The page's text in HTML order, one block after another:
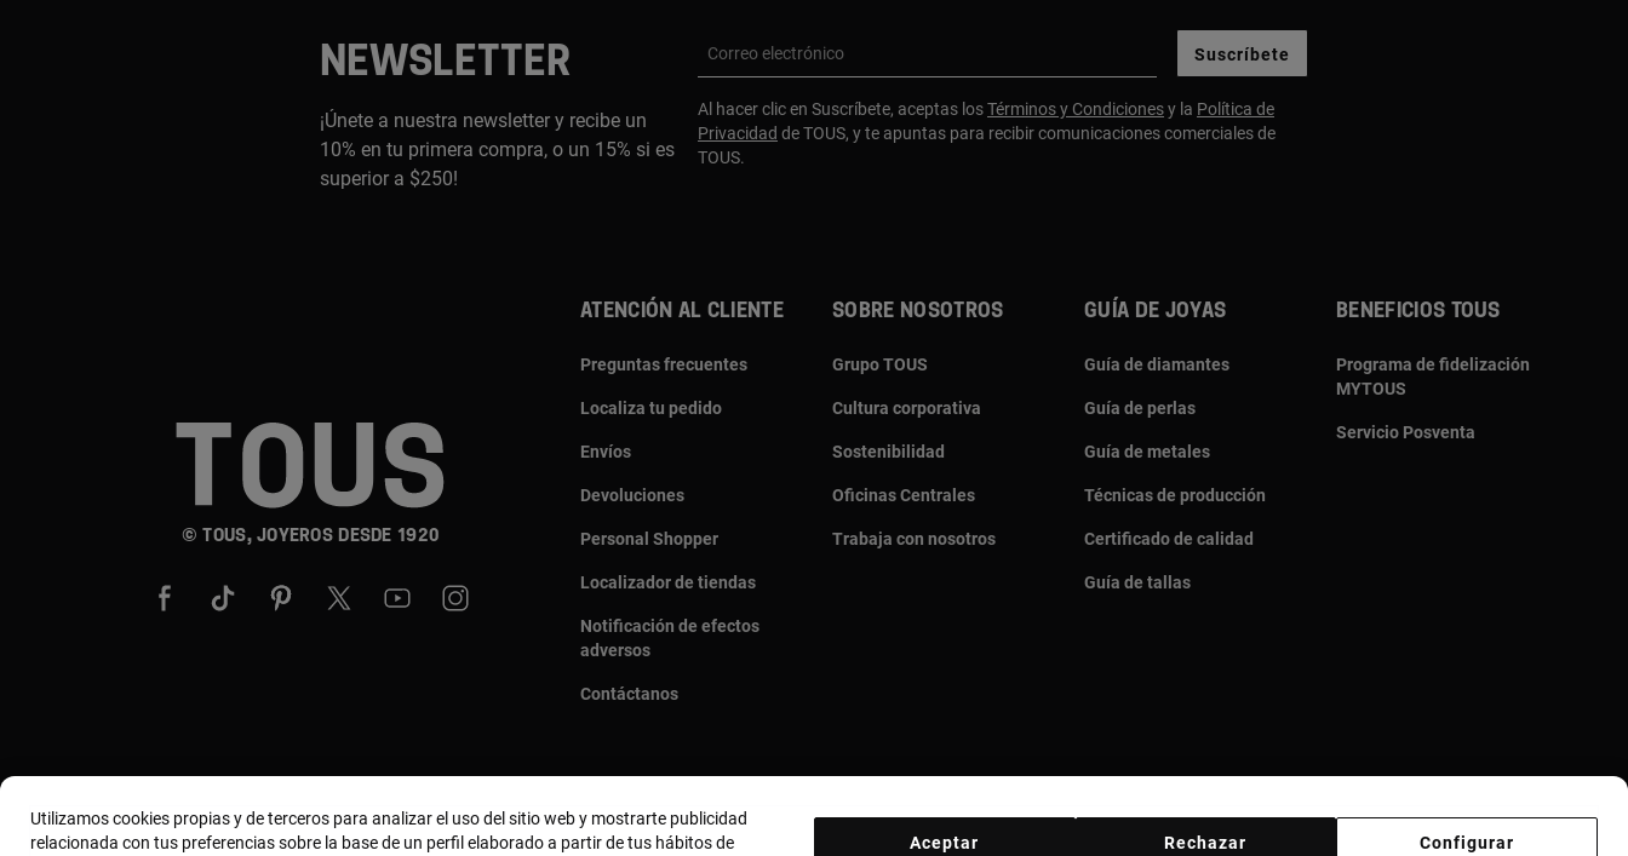
NEWSLETTER
¡Únete a nuestra newsletter y recibe un
10% en tu primera compra, o un 15% si es
superior a $250!
Correo electrónico Suscríbete
Al hacer clic en Suscríbete, aceptas losTérminos y Condicionesy la Política de
Privacidad de TOUS, y te apuntas para recibir comunicaciones comerciales de
TOUS.
© TOUS, JOYEROS DESDE 1920
ATENCIÓN AL CLIENTE
Preguntas frecuentes
Localiza tu pedido
Envíos
Devoluciones
Personal Shopper
Localizador de tiendas
Notificación de efectos
adversos
Contáctanos
SOBRE NOSOTROS
Grupo TOUS
Cultura corporativa
Sostenibilidad
Oficinas Centrales
Trabaja con nosotros
GUÍA DE JOYAS
Guía de diamantes
Guía de perlas
Guía de metales
Técnicas de producción
Certificado de calidad
Guía de tallas
BENEFICIOS TOUS
Programa de fidelización
MYTOUS
Servicio Posventa
País y moneda: United States Of America / US Dollar
Utilizamos cookies propias y de terceros para analizar el uso del sitio web y mostrarte publicidad
relacionada con tus preferencias sobre la base de un perfil elaborado a partir de tus hábitos de
Configurar
Rechazar
Aceptar